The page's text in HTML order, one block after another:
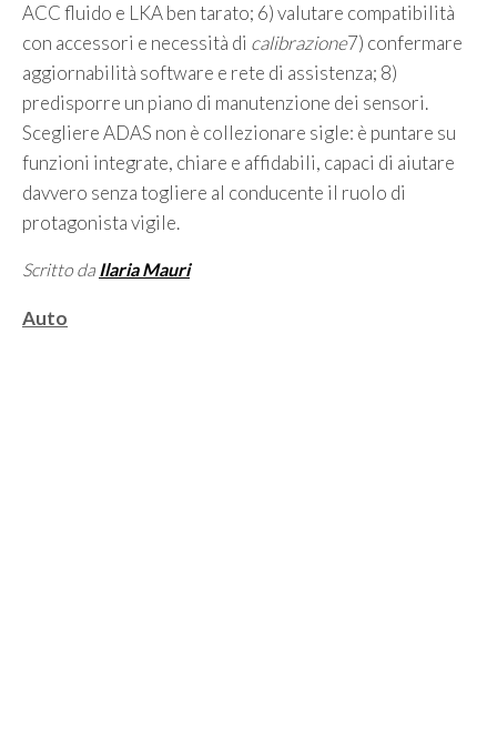
ACC fluido e LKA ben tarato; 6) valutare compatibilità
con accessori e necessità di calibrazione7) confermare
aggiornabilità software e rete di assistenza; 8)
predisporre un piano di manutenzione dei sensori.
Scegliere ADAS non è collezionare sigle: è puntare su
funzioni integrate, chiare e affidabili, capaci di aiutare
davvero senza togliere al conducente il ruolo di
protagonista vigile.
Scritto da Ilaria Mauri
Categorie
Auto